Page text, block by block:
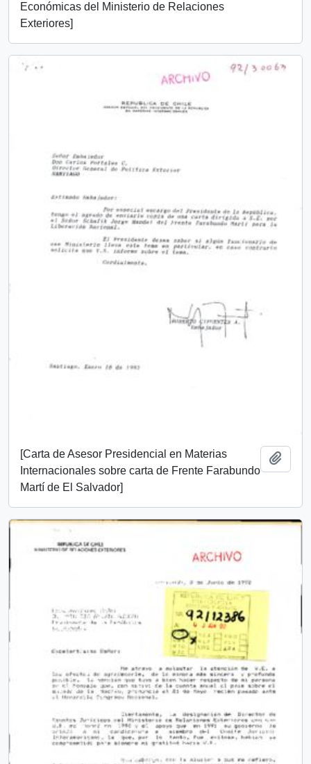
Económicas del Ministerio de Relaciones
Exteriores]
[Carta de Asesor Presidencial en Materias
Internacionales sobre carta de Frente Farabundo
Martí de El Salvador]